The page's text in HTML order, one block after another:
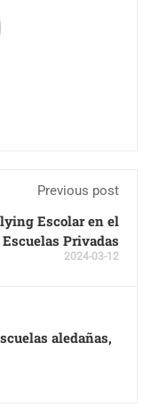
Previous post
Escolar en el
Privadas
2024-03-12
aledañas,